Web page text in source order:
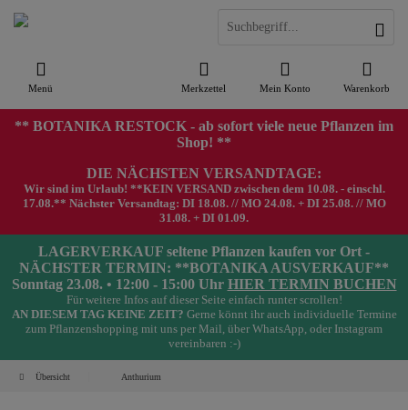
Menü Warenkorb
Merkzettel Mein Konto
** BOTANIKA RESTOCK - ab sofort viele neue Pflanzen im
Shop! **
DIE NÄCHSTEN VERSANDTAGE:
Wir sind im Urlaub! **KEIN VERSAND zwischen dem 10.08. - einschl.
17.08.** Nächster Versandtag: DI 18.08. // MO 24.08. + DI 25.08. // MO
31.08. + DI 01.09.
LAGERVERKAUF seltene Pflanzen kaufen vor Ort -
NÄCHSTER TERMIN: **BOTANIKA AUSVERKAUF**
Sonntag 23.08. • 12:00 - 15:00 Uhr HIER TERMIN BUCHEN
Für weitere Infos auf dieser Seite einfach runter scrollen!
AN DIESEM TAG KEINE ZEIT? Gerne könnt ihr auch individuelle Termine
zum Pflanzenshopping mit uns per Mail, über WhatsApp, oder Instagram
vereinbaren :-)
Übersicht Anthurium